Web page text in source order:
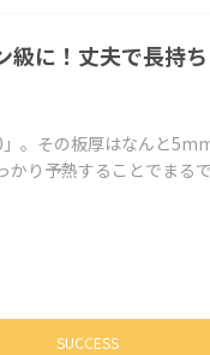
級に！丈夫で長持
。その板厚はなんと
かり予熱することでまる
SUCCESS